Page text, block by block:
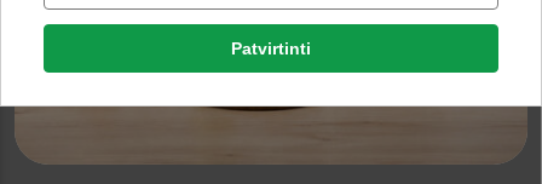
4,99 €
Laikinai neturime
16,49 €
Laikinai neturime
Patvirtinti